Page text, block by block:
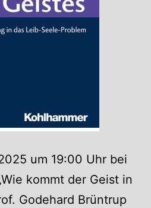
um 19:00 Uhr bei
kommt der Geist in
Godehard Brüntrup